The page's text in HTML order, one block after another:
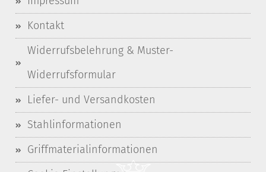
Kontakt
Widerrufsbelehrung & Muster-
Widerrufsformular
Liefer- und Versandkosten
Stahlinformationen
Griffmaterialinformationen